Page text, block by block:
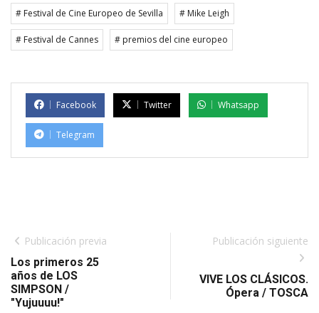
# Festival de Cine Europeo de Sevilla # Mike Leigh
# Festival de Cannes # premios del cine europeo
Facebook Twitter Whatsapp
Telegram
Publicación previa
Los primeros 25
años de LOS
SIMPSON /
"Yujuuuu!"
Publicación siguiente
VIVE LOS CLÁSICOS.
Ópera / TOSCA